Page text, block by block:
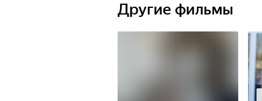
Другие фильмы